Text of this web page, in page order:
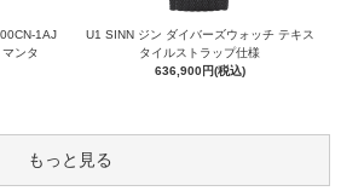
1AJ
ンタ
U1 SINN ジン ダイバーズウォッチ テキス
タイルストラップ仕様
636,900円(税込)
もっと見る